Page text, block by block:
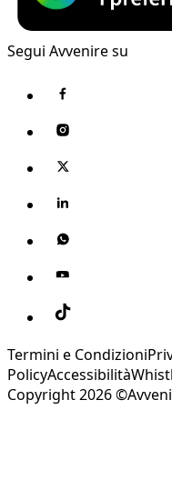
Segui Avvenire su
Termini e Condizioni
PolicyAccessibilità
Copyright 2026